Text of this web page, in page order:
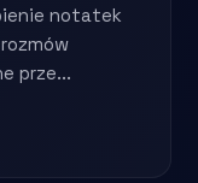
notatek
prze...